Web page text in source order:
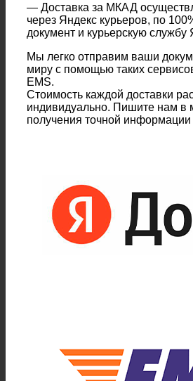
— Доставка за МКАД
через Яндекс курьеров, по
документ и курьерскую службу
Мы легко отправим ваши
миру с помощью таких
EMS.
Стоимость каждой доставки
индивидуально. Пишите нам в
получения точной информации